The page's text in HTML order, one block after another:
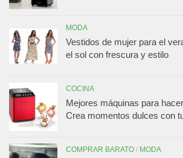
MODA
Vestidos de mujer para el
el sol con frescura y estilo
COCINA
Mejores máquinas para
Crea momentos dulces con
COMPRAR BARATO / MODA